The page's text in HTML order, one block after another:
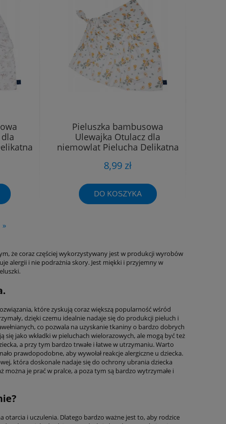
Pieluszka bambusowa
Ulewajka Otulacz dla
niemowląt Pielucha Delikatna
8,99 zł
DO KOSZYKA
»
że coraz częściej wykorzystywany jest w produkcji wyrobów
alergii i nie podrażnia skory. Jest miękki i przyjemny w
które zyskują coraz większą popularność wśród
dzięki czemu idealnie nadaje się do produkcji pieluch i
co pozwala na uzyskanie tkaniny o bardzo dobrych
jako wkładki w pieluchach wielorazowych, ale mogą być też
a przy tym bardzo trwałe i łatwe w utrzymaniu. Warto
prawdopodobne, aby wywołał reakcje alergiczne u dziecka.
która doskonale nadaje się do ochrony ubrania dziecka
je prać w pralce, a poza tym są bardzo wytrzymałe i
i uczulenia. Dlatego bardzo ważne jest to, aby rodzice